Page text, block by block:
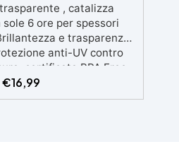
, catalizza
6 ore per spessori
e trasparenza
anti-UV contro
certificata BPA Free,
prodotta al 100% in
usare (rapporto 2:1) e
€16,99